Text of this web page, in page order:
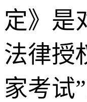
定》是
法律授
家考试